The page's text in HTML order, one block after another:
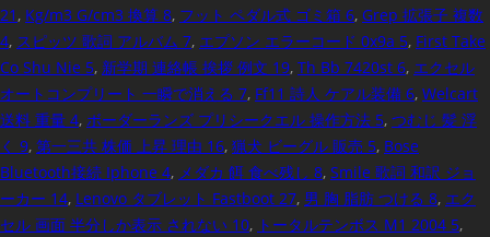
21 , Kg/m3 G/cm3 換算 8, フット ペダル式 ゴミ箱 6, Grep 拡張子 複数
4, スピッツ 歌詞 アルバム 7, エプソン エラーコード 0x9a 5, First Take
Co Shu Nie 5, 新学期 連絡帳 挨拶 例文 19, Th Bb 7420st 6, エクセル
オートコンプリート 一瞬で消える 7, Ff11 詩人 ケアル装備 6, Welcart
送料 重量 4, ボーダーランズ プリシークエル 操作方法 5, つむじ 髪 浮
く 9, 第一三共 株価 上昇 理由 16, 猟犬 ビーグル 販売 5, Bose
Bluetooth接続 Iphone 4, メダカ 餌 食べ残し 8, Smile 歌詞 和訳 ジョ
ーカー 14, Lenovo タブレット Fastboot 27, 男 胸 脂肪 つける 8, エク
セル 画面 半分しか表示 されない 10, トータルテンボス M1 2004 5,